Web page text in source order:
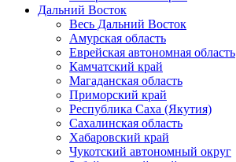
Дальний Восток
Весь Дальний Восток
Амурская область
Еврейская автономная область
Камчатский край
Магаданская область
Приморский край
Республика Саха (Якутия)
Сахалинская область
Хабаровский край
Чукотский автономный округ